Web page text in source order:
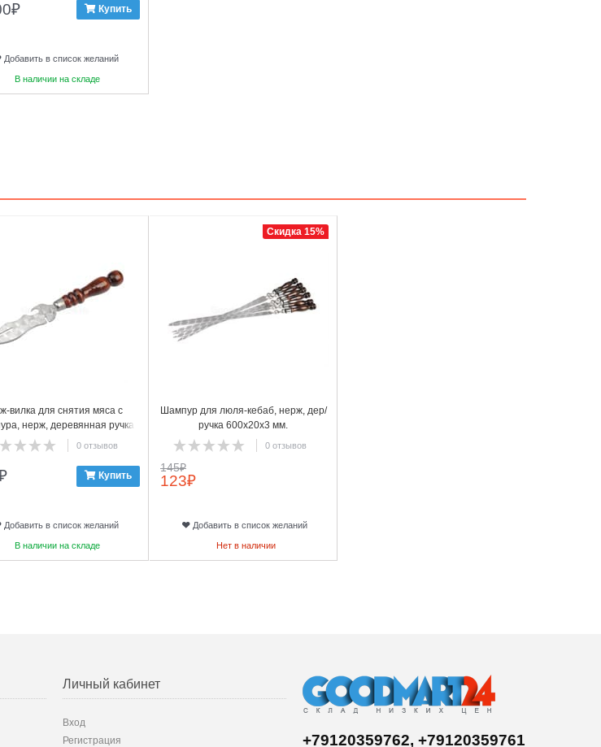
₽ Купить
Добавить в список желаний
В наличии на складе
вилка для снятия мяса с
нерж, деревянная ручка
0 отзывов
Купить
Добавить в список желаний
В наличии на складе
Шампур для люля-кебаб, нерж, дер/
ручка 600х20х3 мм.
0 отзывов
Скидка 15%
145₽
123₽
Добавить в список желаний
Нет в наличии
Личный кабинет
Вход
Регистрация
+79120359762, +79120359761